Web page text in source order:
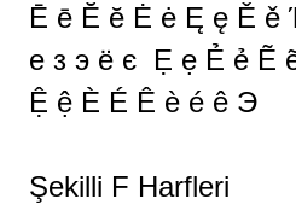
Ē ē Ĕ ĕ Ė ė Ę ę Ě
е з э ё є Ẹ ẹ Ẻ ẻ Ẽ
Ệ ệ È É Ê è é ê Э
Şekilli F Harfleri